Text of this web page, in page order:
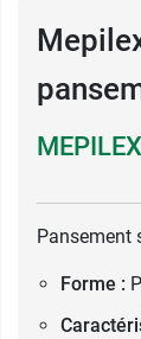
MEPILEX
Pansement
Forme :